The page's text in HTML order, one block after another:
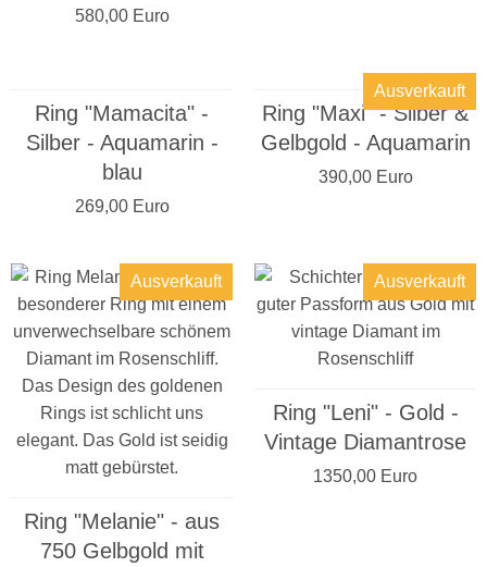
580,00 Euro
Ring "Mamacita" -
Silber - Aquamarin -
blau
269,00 Euro
Ring "Maxi" - Silber &
Gelbgold - Aquamarin
Ausverkauft
390,00 Euro
Ring "Melanie" - aus
750 Gelbgold mit
Ausverkauft
Ring "Leni" - Gold -
Vintage Diamantrose
Ausverkauft
1350,00 Euro